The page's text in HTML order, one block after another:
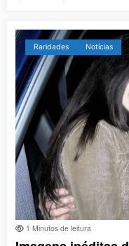
Raridades Notícias
1 Minutos de leitura